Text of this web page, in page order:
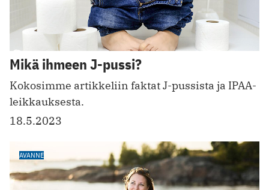
Mikä ihmeen J-pussi?
Kokosimme artikkeliin faktat J-pussista ja IPAA-
leikkauksesta.
18.5.2023
AVANNE